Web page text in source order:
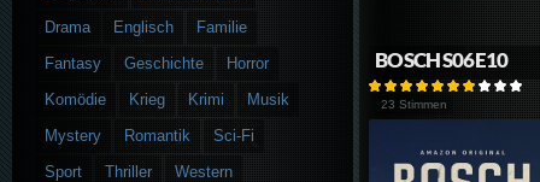
BOSCH S06E10
23 Stimmen
Drama
Englisch
Familie
Fantasy
Geschichte
Horror
Komödie
Krieg Krimi
Musik
Mystery
Romantik
Sci-Fi
Sport
Thriller
Western